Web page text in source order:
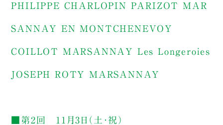
PHILIPPE CHARLOPIN PARIZOT MAR
SANNAY EN MONTCHENEVOY
COILLOT MARSANNAY Les Longeroies
JOSEPH ROTY MARSANNAY
■第2回 11月3日（土・祝）